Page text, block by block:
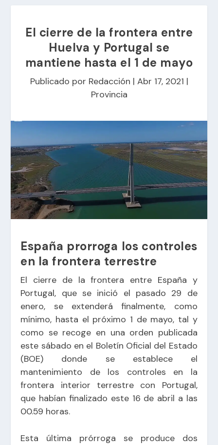
El cierre de la frontera entre
Huelva y Portugal se
mantiene hasta el 1 de mayo
Publicado por Redacción | Abr 17, 2021 |
Provincia
España prorroga los controles
en la frontera terrestre
El cierre de la frontera entre España y
Portugal, que se inició el pasado 29 de
enero, se extenderá finalmente, como
mínimo, hasta el próximo 1 de mayo, tal y
como se recoge en una orden publicada
este sábado en el Boletín Oficial del Estado
(BOE) donde se establece el
mantenimiento de los controles en la
frontera interior terrestre con Portugal,
que habían finalizado este 16 de abril a las
00.59 horas.
Esta última prórroga se produce dos